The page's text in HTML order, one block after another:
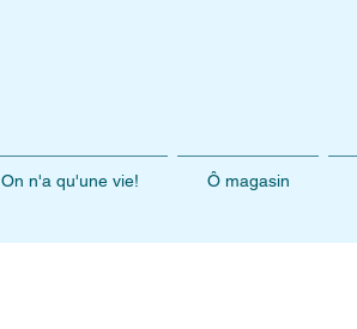
On n'a qu'une vie! Ô magasin